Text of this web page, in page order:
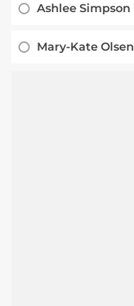
Ashlee Simpson
Mary-Kate Olsen